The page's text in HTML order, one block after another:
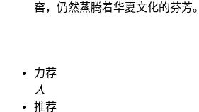
窖，仍然蒸腾着华夏文化的芬芳。
力荐
人
推荐